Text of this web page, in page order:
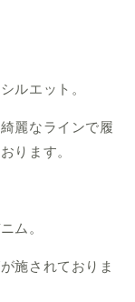
ルエット。
麗なラインで履
ります。
ム。
施されておりま